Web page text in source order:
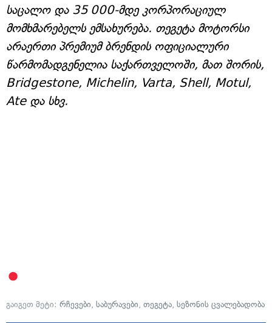
საცალო და 35 000-მდე კორპორაციულ
მომხმარებელს ემსახურება. თეგეტა მოტორსი
არაერთი პრემიუმ ბრენდის ოფიციალური
წარმომადგენელია საქართველოში, მათ შორის,
Bridgestone, Michelin, Varta, Shell, Motul,
Ate და სხვ.
გაიგეთ მეტი: რჩევები, საბურავები, თეგეტა, სეზონის ცვალებადობა